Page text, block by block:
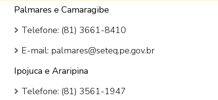
Palmares e Camaragibe
Telefone: (81) 3661-8410
E-mail: palmares@seteq.pe.gov.br
Ipojuca e Araripina
Telefone: (81) 3561-1947